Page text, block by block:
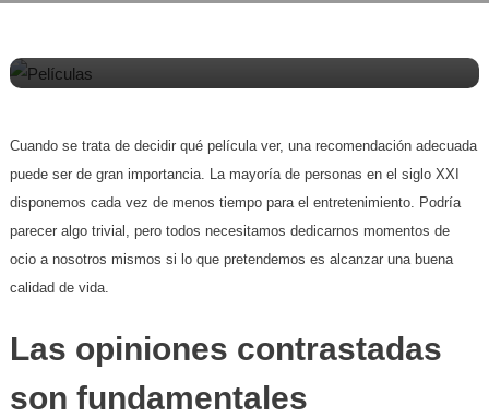
Cuando se trata de decidir qué película ver, una recomendación adecuada
puede ser de gran importancia. La mayoría de personas en el siglo XXI
disponemos cada vez de menos tiempo para el entretenimiento. Podría
parecer algo trivial, pero todos necesitamos dedicarnos momentos de
ocio a nosotros mismos si lo que pretendemos es alcanzar una buena
calidad de vida.
Las opiniones contrastadas
son fundamentales